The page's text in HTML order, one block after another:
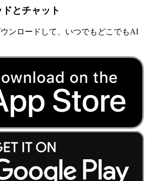
とチャット
ンロードして、いつでもどこでもAI